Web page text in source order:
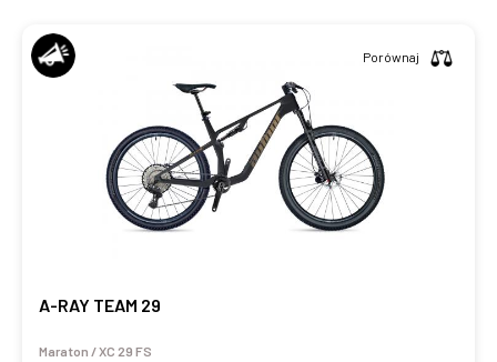
A-RAY TEAM 29
Maraton / XC 29 FS
Porównaj